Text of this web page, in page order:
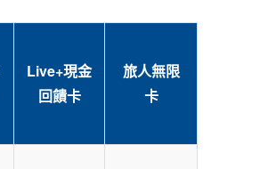
Live+現金
回饋卡
旅人無限
卡